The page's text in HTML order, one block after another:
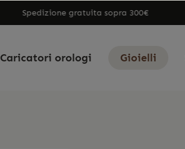
Spedizione gratuita sopra 300€
Caricatori orologi Gioielli